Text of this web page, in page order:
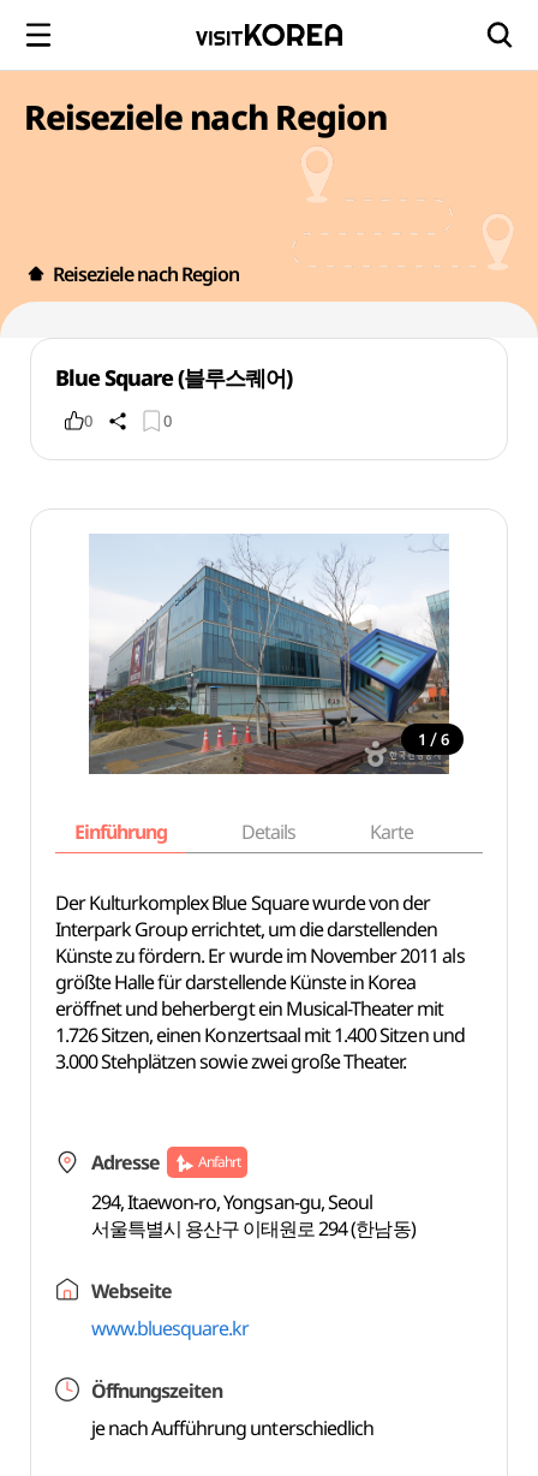
Reiseziele nach Region
Reiseziele nach Region
Blue Square (블루스퀘어)
0 0
1 / 6
Einführung Details Karte
Der Kulturkomplex Blue Square wurde von der
Interpark Group errichtet, um die darstellenden
Künste zu fördern. Er wurde im November 2011 als
größte Halle für darstellende Künste in Korea
eröffnet und beherbergt ein Musical-Theater mit
1.726 Sitzen, einen Konzertsaal mit 1.400 Sitzen und
3.000 Stehplätzen sowie zwei große Theater.
Adresse Anfahrt
294, Itaewon-ro, Yongsan-gu, Seoul
서울특별시 용산구 이태원로 294 (한남동)
Webseite
www.bluesquare.kr
Öffnungszeiten
je nach Aufführung unterschiedlich